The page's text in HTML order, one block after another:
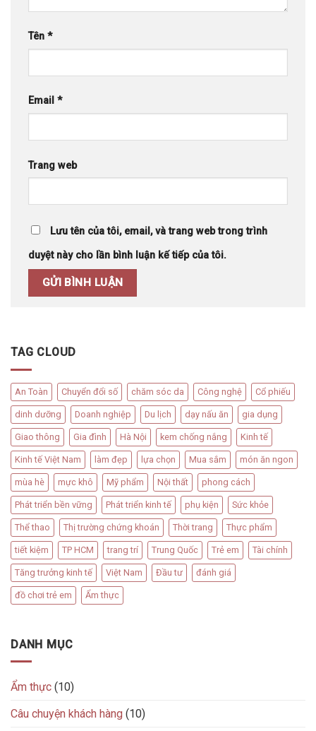
Tên *
Email *
Trang web
Lưu tên của tôi, email, và trang web trong trình
duyệt này cho lần bình luận kế tiếp của tôi.
TAG CLOUD
An Toàn Chuyển đổi số chăm sóc da Công nghệ Cổ phiếu
dinh dưỡng Doanh nghiệp Du lịch dạy nấu ăn gia dụng
Giao thông Gia đình Hà Nội kem chống nắng Kinh tế
Kinh tế Việt Nam làm đẹp lựa chọn Mua sắm món ăn ngon
mùa hè mực khô Mỹ phẩm Nội thất phong cách
Phát triển bền vững Phát triển kinh tế phụ kiện Sức khỏe
Thể thao Thị trường chứng khoán Thời trang Thực phẩm
tiết kiệm TP HCM trang trí Trung Quốc Trẻ em Tài chính
Tăng trưởng kinh tế Việt Nam Đầu tư đánh giá
đồ chơi trẻ em Ẩm thực
DANH MỤC
Ẩm thực (10)
Câu chuyện khách hàng (10)